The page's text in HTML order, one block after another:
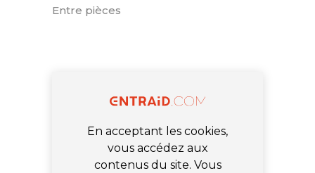
Entre pièces
En acceptant les cookies,
vous accédez aux
contenus du site. Vous